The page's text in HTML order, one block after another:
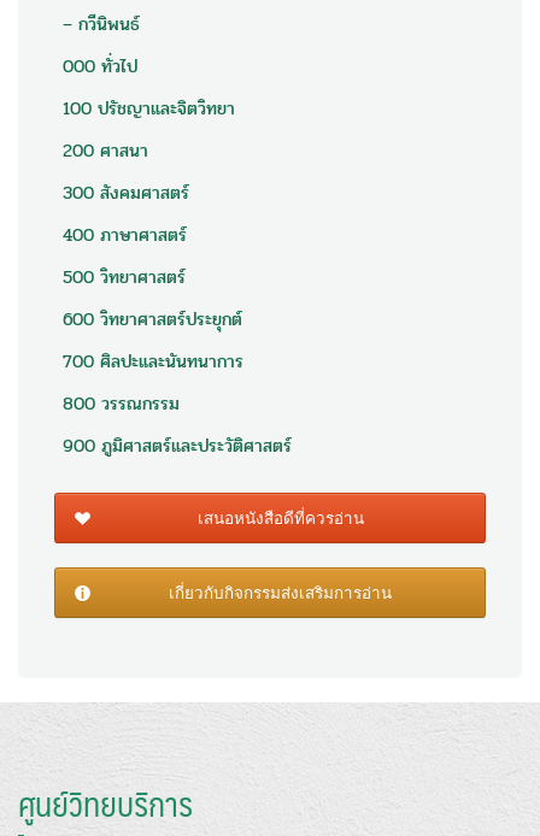
– กวีนิพนธ์
000 ทั่วไป
100 ปรัชญาและจิตวิทยา
200 ศาสนา
300 สังคมศาสตร์
400 ภาษาศาสตร์
500 วิทยาศาสตร์
600 วิทยาศาสตร์ประยุกต์
700 ศิลปะและนันทนาการ
800 วรรณกรรม
900 ภูมิศาสตร์และประวัติศาสตร์
เสนอหนังสือดีที่ควรอ่าน
เกี่ยวกับกิจกรรมส่งเสริมการอ่าน
ศูนย์วิทยบริการ